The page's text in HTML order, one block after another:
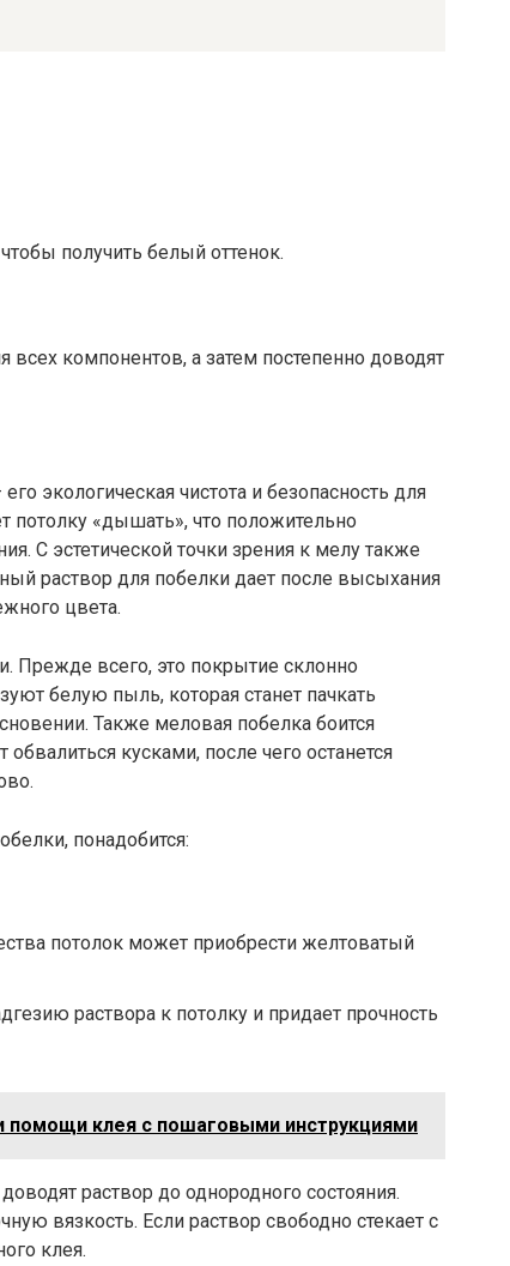
получить белый оттенок.
всех компонентов, а затем постепенно доводят
экологическая чистота и безопасность для
потолку «дышать», что положительно
С эстетической точки зрения к мелу также
раствор для побелки дает после высыхания
цвета.
Прежде всего, это покрытие склонно
белую пыль, которая станет пачкать
Также меловая побелка боится
кусками, после чего останется
понадобится:
потолок может приобрести желтоватый
раствора к потолку и придает прочность
помощи клея с пошаговыми инструкциями
раствор до однородного состояния.
вязкость. Если раствор свободно стекает с
клея.